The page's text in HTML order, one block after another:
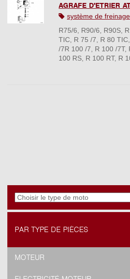
AGRAFE D'ETRIER
système de freinage
R75/6, R90/6, R90S,
TIC, R 75 /7, R 80
/7R 100 /7, R 100 /7T,
100 RS, R 100 RT, R
PAR TYPE DE PIÈCES
MOTEUR